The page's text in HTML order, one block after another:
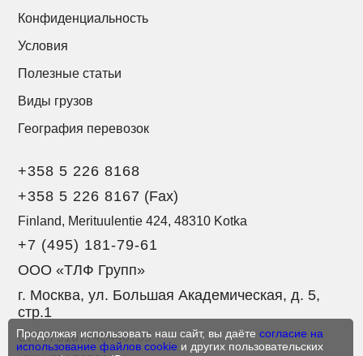
Конфиденциальность
Условия
Полезные статьи
Виды грузов
География перевозок
+358 5 226 8168
+358 5 226 8167 (Fax)
Finland, Merituulentie 424, 48310 Kotka
+7 (495) 181-79-61
ООО «ТЛФ Групп»
г. Москва, ул. Большая Академическая, д. 5,
стр.1
ОГРН 5167746446709
Продолжая использовать наш сайт, вы даёте согласие на
использование файлов cookie и других пользовательских